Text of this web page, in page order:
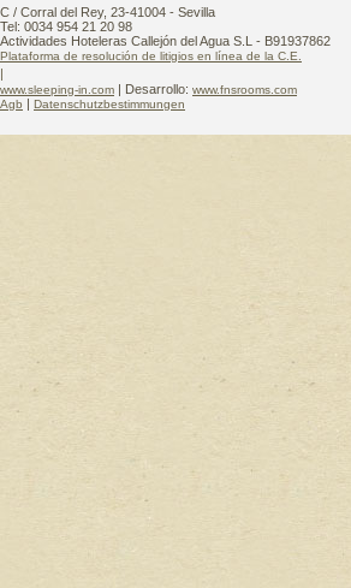
C / Corral del Rey, 23-41004 - Sevilla
Tel: 0034 954 21 20 98
Actividades Hoteleras Callejón del Agua S.L - B91937862
Plataforma de resolución de litigios en línea de la C.E.
|
www.sleeping-in.com | Desarrollo: www.fnsrooms.com
Agb | Datenschutzbestimmungen